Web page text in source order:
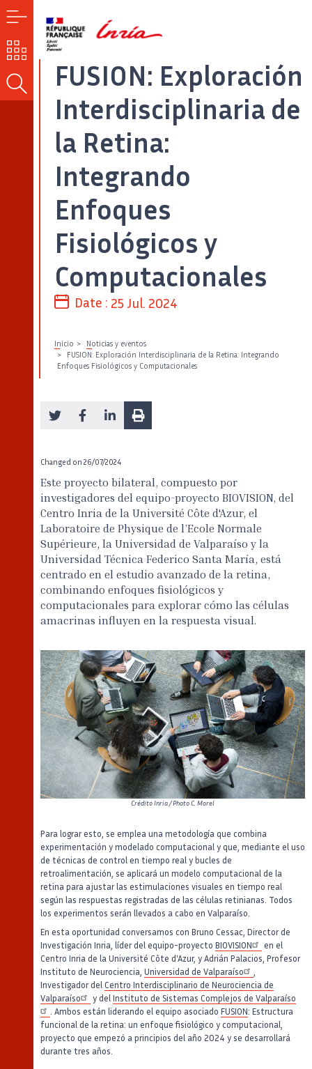
MENÚ
NUESTROS
RETOS
BUSCAR
FUSION: Exploración
Interdisciplinaria de
la Retina:
Integrando
Enfoques
Fisiológicos y
Computacionales
Date : 25 Jul. 2024
Inicio
Noticias y eventos
FUSION: Exploración Interdisciplinaria de la Retina: Integrando
Enfoques Fisiológicos y Computacionales
Changed on 26/07/2024
Este proyecto bilateral, compuesto por
investigadores del equipo-proyecto BIOVISION, del
Centro Inria de la Université Côte d'Azur, el
Laboratoire de Physique de l’Ecole Normale
Supérieure, la Universidad de Valparaíso y la
Universidad Técnica Federico Santa María, está
centrado en el estudio avanzado de la retina,
combinando enfoques fisiológicos y
computacionales para explorar cómo las células
amacrinas influyen en la respuesta visual.
CréditoInria / Photo C. Morel
Para lograr esto, se emplea una metodología que combina
experimentación y modelado computacional y que, mediante el uso
de técnicas de control en tiempo real y bucles de
retroalimentación, se aplicará un modelo computacional de la
retina para ajustar las estimulaciones visuales en tiempo real
según las respuestas registradas de las células retinianas. Todos
los experimentos serán llevados a cabo en Valparaíso.
En esta oportunidad conversamos con Bruno Cessac, Director de
Investigación Inria, líder del equipo-proyecto BIOVISION
en el
Centro Inria de la Université Côte d'Azur, y Adrián Palacios, Profesor
Instituto de Neurociencia, Universidad de Valparaíso
,
Investigador del Centro Interdisciplinario de Neurociencia de
Valparaíso
y del Instituto de Sistemas Complejos de Valparaíso
. Ambos están liderando el equipo asociado FUSION: Estructura
funcional de la retina: un enfoque fisiológico y computacional,
proyecto que empezó a principios del año 2024 y se desarrollará
durante tres años.